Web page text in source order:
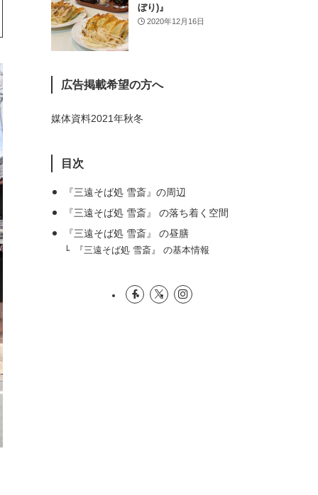
ぼり)』
2020年12月16日
広告掲載希望の方へ
媒体資料2021年秋冬
目次
『三遠そば処 雪斎』の周辺
『三遠そば処 雪斎』 の落ち着く空間
『三遠そば処 雪斎』 の昼膳
『三遠そば処 雪斎』 の基本情報